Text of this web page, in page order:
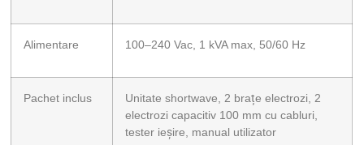
Alimentare 100–240 Vac, 1 kVA max, 50/60 Hz
Pachet inclus
Unitate shortwave, 2 brațe electrozi, 2
electrozi capacitiv 100 mm cu cabluri,
tester ieșire, manual utilizator